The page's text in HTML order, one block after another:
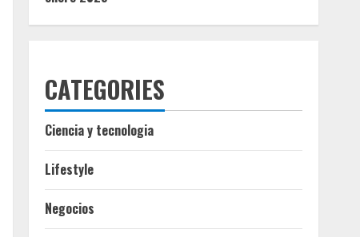
CATEGORIES
Ciencia y tecnologia
Lifestyle
Negocios